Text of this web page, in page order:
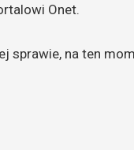
Onet.
sprawie, na ten